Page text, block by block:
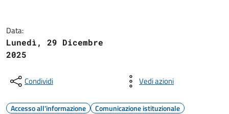
Data:
Lunedì, 29 Dicembre
2025
Condividi Vedi azioni
Accesso all'informazione Comunicazione istituzionale